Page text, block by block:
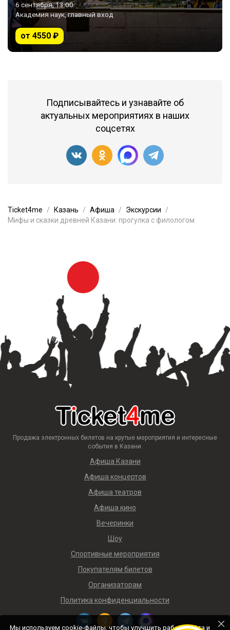
6 сентября, 13:00
Академия наук, главный вход
от 4550 ₽
Подписывайтесь и узнавайте об
актуальных мероприятиях в наших
соцсетях
Ticket4me Казань Афиша
Экскурсии
Мифы и сказки древней Казани: прогулка с филологом
Продажа электронных билетов на крутые мероприятия и интересные
события в Казани.
Афиша Казани
Афиша концертов
Афиша театров
Афиша кино
Вечеринки
Шоу
Спортивные мероприятия
Покупателям билетов
Организаторам
Политика конфиденциальности
Мы используем cookie-файлы, чтобы улучшить работу сайта и